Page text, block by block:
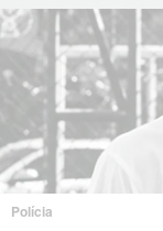
Polícia